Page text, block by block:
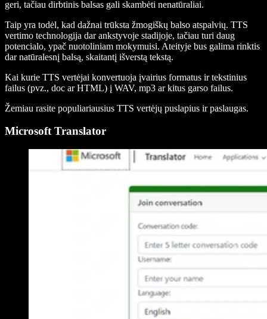
geri, tačiau dirbtinis balsas gali skambėti nenatūraliai.
Taip yra todėl, kad dažnai trūksta žmogiškų balso atspalvių. TTS
vertimo technologija dar ankstyvoje stadijoje, tačiau turi daug
potencialo, ypač nuotoliniam mokymuisi. Ateityje bus galima rinktis
dar natūralesnį balsą, skaitantį išverstą tekstą.
Kai kurie TTS vertėjai konvertuoja įvairius formatus ir tekstinius
failus (pvz., doc ar HTML) į WAV, mp3 ar kitus garso failus.
Žemiau rasite populiariausius TTS vertėjų puslapius ir paslaugas.
Microsoft Translator